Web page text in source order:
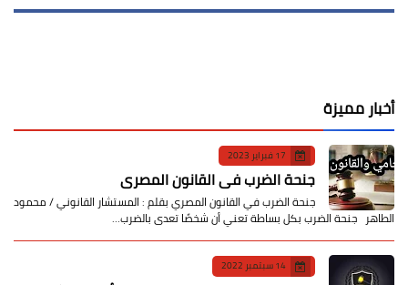
أخبار مميزة
17 فبراير 2023
جنحة الضرب في القانون المصري
جنحة الضرب في القانون المصري بقلم : المستشار القانوني / محمود
الطاهر جنحة الضرب بكل بساطة تعني أن شخصًا تعدى بالضرب…
14 سبتمبر 2022